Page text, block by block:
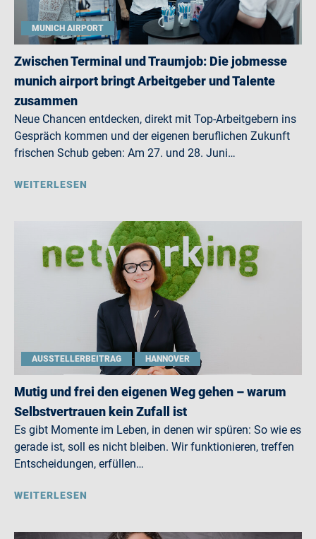
MUNICH AIRPORT
Zwischen Terminal und Traumjob: Die jobmesse
munich airport bringt Arbeitgeber und Talente
zusammen
Neue Chancen entdecken, direkt mit Top-Arbeitgebern ins
Gespräch kommen und der eigenen beruflichen Zukunft
frischen Schub geben: Am 27. und 28. Juni…
WEITERLESEN
AUSSTELLERBEITRAG HANNOVER
Mutig und frei den eigenen Weg gehen – warum
Selbstvertrauen kein Zufall ist
Es gibt Momente im Leben, in denen wir spüren: So wie es
gerade ist, soll es nicht bleiben. Wir funktionieren, treffen
Entscheidungen, erfüllen…
WEITERLESEN